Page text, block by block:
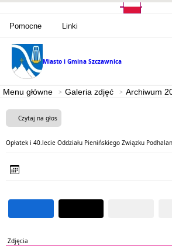
Pomocne Linki
Miasto i Gmina Szczawnica
Menu główne Galeria zdjęć Archiwum
Czytaj na głos
Opłatek i 40.lecie Oddziału Pienińskiego Związku Podhalan
Zdjęcia